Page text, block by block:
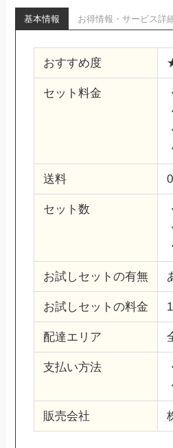
基本情報 お得情報・サービス詳
おすすめ度
セット料金
送料
セット数
お試しセットの有無
お試しセットの料金
配達エリア
支払い方法
販売会社